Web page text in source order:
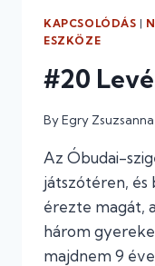
KAPCSOLÓDÁS |
ESZKÖZE
#20
ByEgry Zsuzsanna
Az Óbudai-
játszótéren, és
érezte magát,
három
majdnem 9